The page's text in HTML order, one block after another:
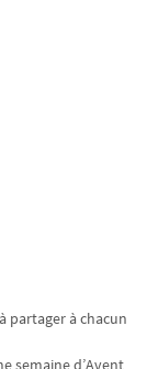
partager à chacun
semaine d’Avent